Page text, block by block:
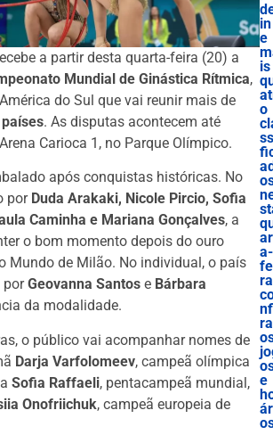
a partir desta quarta-feira (20) a
Mundial de Ginástica Rítmica,
do Sul que vai reunir mais de
. As disputas acontecem até
Carioca 1, no Parque Olímpico.
após conquistas históricas. No
por Duda Arakaki, Nicole Pircio, Sofia
Caminha e Mariana Gonçalves, a
o bom momento depois do ouro
Mundo de Milão. No individual, o país
porGeovanna Santos e Bárbara
da modalidade.
o público vai acompanhar nomes de
Darja Varfolomeev, campeã olímpica
Sofia Raffaeli, pentacampeã mundial,
Onofriichuk, campeã europeia de
in
e
is
o
a-
ra
e